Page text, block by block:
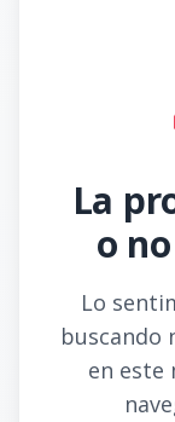
La
o
Lo
buscando
en este